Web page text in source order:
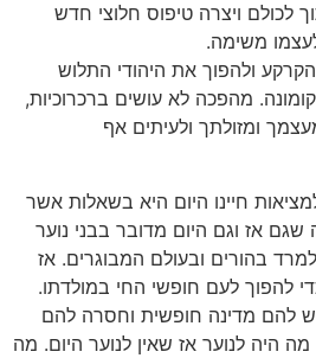
לכולם ויצרה טיפוס חלוצי חדש
משימה.
ולהפוך את היהודי התלוש
מהפכה לא עושים ברכרוכיות,
ומזולתך ולעיתים אף
חיינו היום היא בשאלות אשר
אז וגם היום מדובר בבני נוער
בהורים ובעולם המבוגרים. אז
להפוך לעם חופשי החי במולדתו.
יש להם מדינה חופשית וחסרה להם
היה לנוער אז שאין לנוער היום. מה